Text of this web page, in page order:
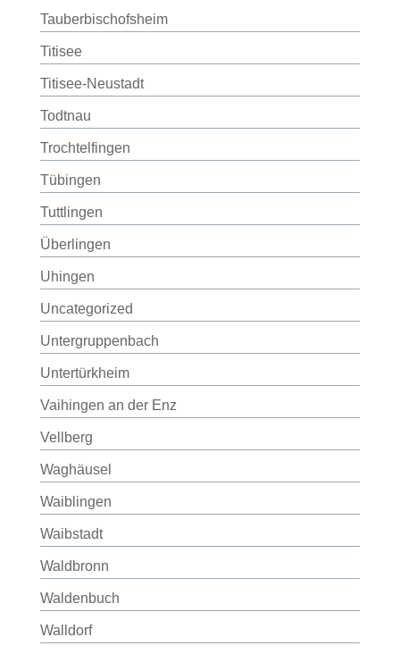
Tauberbischofsheim
Titisee
Titisee-Neustadt
Todtnau
Trochtelfingen
Tübingen
Tuttlingen
Überlingen
Uhingen
Uncategorized
Untergruppenbach
Untertürkheim
Vaihingen an der Enz
Vellberg
Waghäusel
Waiblingen
Waibstadt
Waldbronn
Waldenbuch
Walldorf